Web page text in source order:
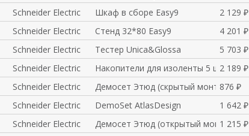
Schneider Electric Шкаф в сборе Easy9 2 129 ₽
Schneider Electric Стенд 32*80 Easy9 4 201 ₽
Schneider Electric Тестер Unica&Glossa 5 703 ₽
Schneider Electric Накопители для изоленты 5 шт2 189 ₽
Schneider Electric Демосет Этюд (скрытый монтаж)
876 ₽
Schneider Electric DemoSet AtlasDesign 1 642 ₽
Schneider Electric Демосет Этюд (открытый монтаж)
1 215 ₽